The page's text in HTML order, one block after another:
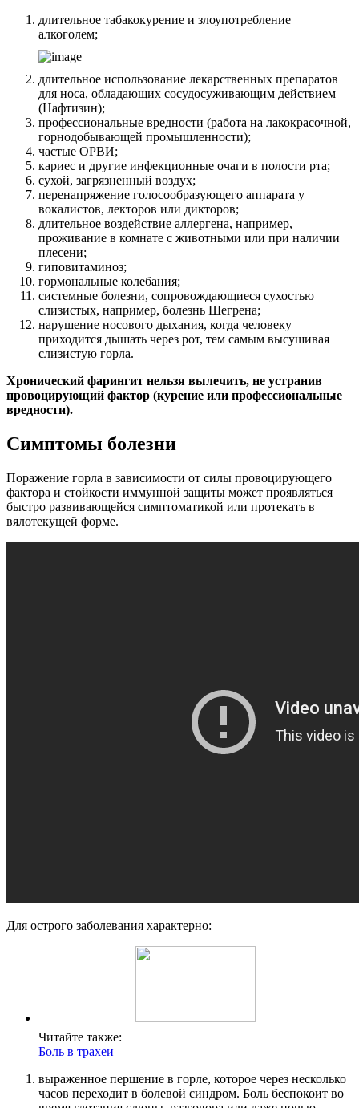
длительное табакокурение и злоупотребление
алкоголем;
длительное использование лекарственных препаратов
для носа, обладающих сосудосуживающим действием
(Нафтизин);
профессиональные вредности (работа на лакокрасочной,
горнодобывающей промышленности);
частые ОРВИ;
кариес и другие инфекционные очаги в полости рта;
сухой, загрязненный воздух;
перенапряжение голосообразующего аппарата у
вокалистов, лекторов или дикторов;
длительное воздействие аллергена, например,
проживание в комнате с животными или при наличии
плесени;
гиповитаминоз;
гормональные колебания;
системные болезни, сопровождающиеся сухостью
слизистых, например, болезнь Шегрена;
нарушение носового дыхания, когда человеку
приходится дышать через рот, тем самым высушивая
слизистую горла.
Хронический фарингит нельзя вылечить, не устранив
провоцирующий фактор (курение или профессиональные
вредности).
Симптомы болезни
Поражение горла в зависимости от силы провоцирующего
фактора и стойкости иммунной защиты может проявляться
быстро развивающейся симптоматикой или протекать в
вялотекущей форме.
Для острого заболевания характерно:
Читайте также:
Боль в трахеи
выраженное першение в горле, которое через несколько
часов переходит в болевой синдром. Боль беспокоит во